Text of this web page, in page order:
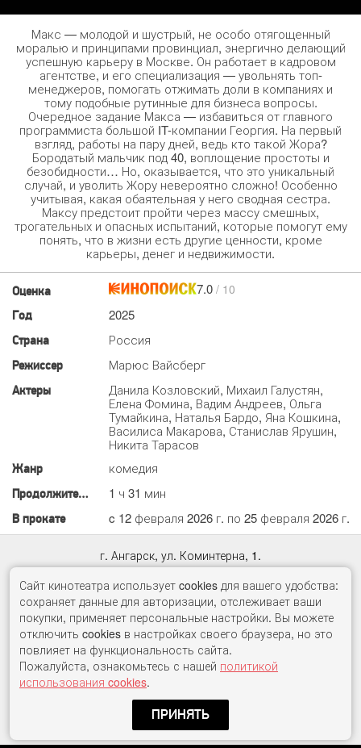
Макс — молодой и шустрый, не особо отягощенный
моралью и принципами провинциал, энергично делающий
успешную карьеру в Москве. Он работает в кадровом
агентстве, и его специализация — увольнять топ-
менеджеров, помогать отжимать доли в компаниях и
тому подобные рутинные для бизнеса вопросы.
Очередное задание Макса — избавиться от главного
программиста большой IT-компании Георгия. На первый
взгляд, работы на пару дней, ведь кто такой Жора?
Бородатый мальчик под 40, воплощение простоты и
безобидности… Но, оказывается, что это уникальный
случай, и уволить Жору невероятно сложно! Особенно
учитывая, какая обаятельная у него сводная сестра.
Максу предстоит пройти через массу смешных,
трогательных и опасных испытаний, которые помогут ему
понять, что в жизни есть другие ценности, кроме
карьеры, денег и недвижимости.
Оценка 7.0 / 10
Год 2025
Страна Россия
Режиссер Марюс Вайсберг
Актеры
Данила Козловский, Михаил Галустян,
Елена Фомина, Вадим Андреев, Ольга
Тумайкина, Наталья Бардо, Яна Кошкина,
Василиса Макарова, Станислав Ярушин,
Никита Тарасов
Жанр комедия
Продолжительность 1 ч 31 мин
В прокате c 12 февраля 2026 г. по 25 февраля 2026 г.
г. Ангарск, ул. Коминтерна, 1.
Касса:65-33-98, автоответчик:60-71-10
© ООО «Гудвин Синема»
2017 -2026
Правила онлайн–продаж
Полная версия сайта
Разработка сайта«Nikolas Group»
Сайт кинотеатра использует cookies для вашего удобства:
сохраняет данные для авторизации, отслеживает ваши
покупки, применяет персональные настройки. Вы можете
отключить cookies в настройках своего браузера, но это
повлияет на функциональность сайта.
Пожалуйста, ознакомьтесь с нашей политикой
использования cookies.
ПРИНЯТЬ